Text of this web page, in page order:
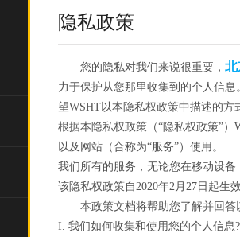
隐私政策
您的隐私对我们来说很重要， 北
力于保护从您那里收集到的个人信
望WSHT以本隐私权政策中描述的方
根据本隐私权政策（“隐私权政策”
以及网站（合称为“服务”）使用。
我们所有的服务，无论您在移动设
该隐私权政策自2020年2月27日起生
本政策文档将帮助您了解并回答
I. 我们如何收集和使用您的个人信息?